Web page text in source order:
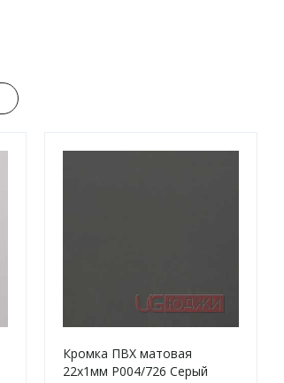
Кромка ПВХ матовая
22х1мм P004/726 Серый